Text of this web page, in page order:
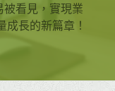
被看見，實現業
成長的新篇章！